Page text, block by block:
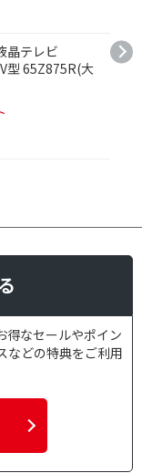
晶テレビ
型 65Z875R(大
得なセールやポイン
などの特典をご利用